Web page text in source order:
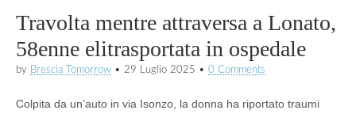
Travolta mentre attraversa a Lonato,
58enne elitrasportata in ospedale
by Brescia Tomorrow • 29 Luglio 2025 • 0 Comments
Colpita da un’auto in via Isonzo, la donna ha riportato traumi